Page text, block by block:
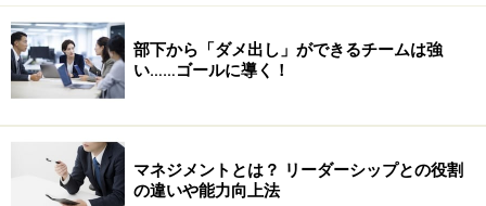
す。佐々木監督がこれだけの成果を上げることができた
のは“この人についていこう！”と思わせるコミュニケー
ションをしてきたからです。
そのコミュニケーションは、サッカーだけでなく、部下
を持つビジネスパーソンにも活用できるでしょう。部下
がやる気になるコミュニケーション術を佐々木監督から
部下から「ダメ出し」ができるチームは強
い……ゴールに導く！
マネジメントとは？ リーダーシップとの役割
の違いや能力向上法